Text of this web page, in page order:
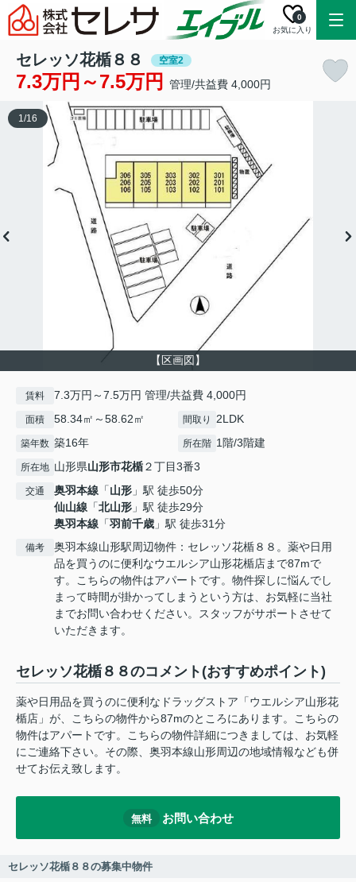
お気に入り
0
セレッソ花楯８８ 空室2
7.3万円～7.5万円 管理/共益費 4,000円
【区画図】
1/16
賃料 7.3万円～7.5万円 管理/共益費 4,000円
面積 58.34㎡～58.62㎡ 間取り 2LDK
築年数 築16年 所在階 1階/3階建
所在地 山形県山形市花楯２丁目3番3
交通 奥羽本線 「山形 」駅 徒歩50分
仙山線 「北山形 」駅 徒歩29分
奥羽本線 「羽前千歳 」駅 徒歩31分
備考
奥羽本線山形駅周辺物件：セレッソ花楯８８。薬や日用
品を買うのに便利なウエルシア山形花楯店まで87mで
す。こちらの物件はアパートです。物件探しに悩んでし
まって時間が掛かってしまうという方は、お気軽に当社
までお問い合わせください。スタッフがサポートさせて
いただきます。
セレッソ花楯８８のコメント(おすすめポイント)
薬や日用品を買うのに便利なドラッグストア「ウエルシア山形花
楯店」が、こちらの物件から87mのところにあります。こちらの
物件はアパートです。こちらの物件詳細につきましては、お気軽
にご連絡下さい。その際、奥羽本線山形周辺の地域情報なども併
せてお伝え致します。
無料 お問い合わせ
セレッソ花楯８８の募集中物件